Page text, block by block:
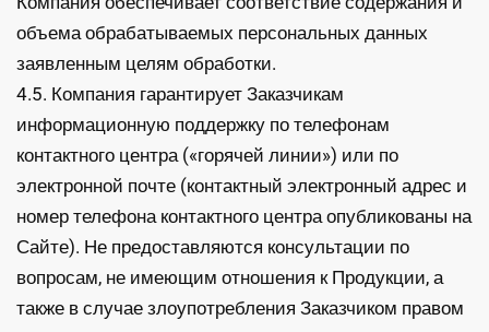
объема обрабатываемых персональных данных
заявленным целям обработки.
4.5. Компания гарантирует Заказчикам
информационную поддержку по телефонам
контактного центра («горячей линии») или по
электронной почте (контактный электронный адрес и
номер телефона контактного центра опубликованы на
Сайте). Не предоставляются консультации по
вопросам, не имеющим отношения к Продукции, а
также в случае злоупотребления Заказчиком правом